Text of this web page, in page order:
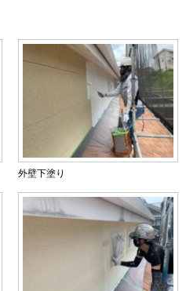
外壁下塗り